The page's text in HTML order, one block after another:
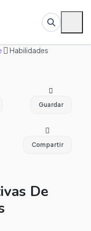
Habilidades
Guardar
Compartir
De